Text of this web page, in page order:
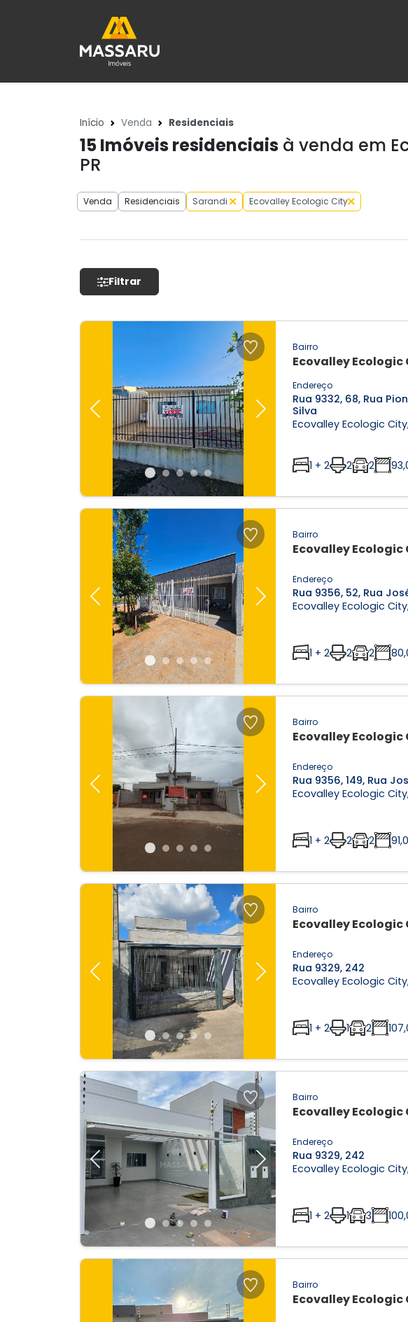
Início Venda Residenciais
15Imóveis residenciais à venda em
PR
Venda Residenciais Sarandi Ecovalley Ecologic City
Filtrar
Previous Next
Bairro
Ecovalley Ecologic
Endereço
Rua 9332, 68, Rua
Silva
Ecovalley Ecologic
1 + 2 2 2
Previous Next
Bairro
Ecovalley Ecologic
Endereço
Rua 9356, 52, Rua
Ecovalley Ecologic
1 + 2 2 2
Previous Next
Bairro
Ecovalley Ecologic
Endereço
Rua 9356, 149, Rua
Ecovalley Ecologic
1 + 2 2 2
Previous Next
Bairro
Ecovalley Ecologic
Endereço
Rua 9329, 242
Ecovalley Ecologic
1 + 2 1 2
Previous Next
Bairro
Ecovalley Ecologic
Endereço
Rua 9329, 242
Ecovalley Ecologic
1 + 2 1 3
Bairro
Ecovalley Ecologic